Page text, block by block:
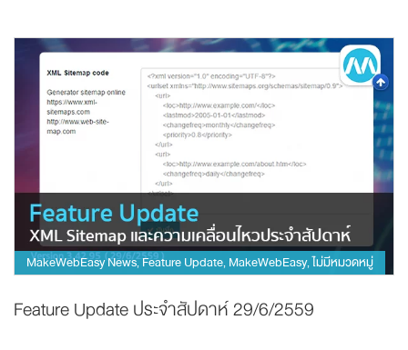
MakeWebEasy News,Feature Update, MakeWebEasy,ไม่มีหมวดหมู่
Feature Update ประจำสัปดาห์ 29/6/2559